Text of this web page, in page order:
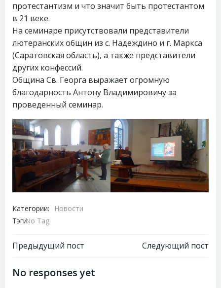
протестантизм и что значит быть протестантом
в 21 веке.
На семинаре присутствовали представители
лютеранских общин из с. Надеждино и г. Маркса
(Саратовская область), а также представители
других конфессий.
Община Св. Георга выражает огромную
благодарность Антону Владимировичу за
проведенный семинар.
Категории:
Новости
Тэги:No Tag
Навигация
по
Предыдущий пост
Навигация
Следующий пост
No responses yet